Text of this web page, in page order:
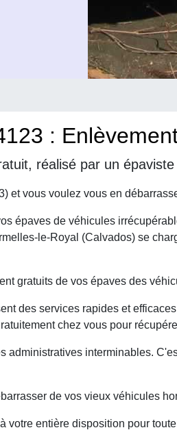
:
réalisé par un
et vous voulez vous en
épaves de véhicules
le-Royal (Calvados) se
gratuits de vos épaves des
des services rapides et
chez vous pour
administratives interminables.
de vos vieux véhicules
votre entière disposition pour